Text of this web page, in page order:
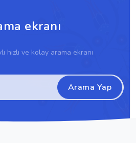
ekranı
hızlı ve kolay arama ekranı
Arama Yap